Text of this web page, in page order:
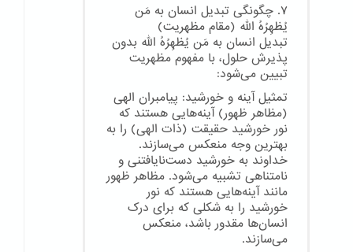
۷. چگونگی تبدیل انسان به مَن
یُظهِرُهُ الله (مقام مظهریت)
تبدیل انسان به مَن یُظهِرُهُ الله بدون
پذیرش حلول، با مفهوم مظهریت
تبیین می‌شود:
تمثیل آینه و خورشید: پیامبران الهی
(مظاهر ظهور) آینه‌هایی هستند که
نور خورشید حقیقت (ذات الهی) را به
بهترین وجه منعکس می‌سازند.
خداوند به خورشید دست‌نایافتنی و
نامتناهی تشبیه می‌شود. مظاهر ظهور
مانند آینه‌هایی هستند که نور
خورشید را به شکلی که برای درک
انسان‌ها مقدور باشد، منعکس
می‌سازند.